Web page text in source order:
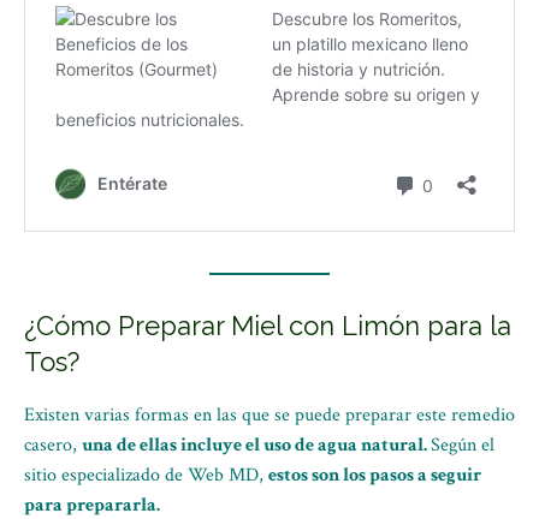
¿Cómo Preparar Miel con Limón para la
Tos?
Existen varias formas en las que se puede preparar este remedio
casero, una de ellas incluye el uso de agua natural.Según el
sitio especializado de Web MD, estos son los pasos a seguir
para prepararla.